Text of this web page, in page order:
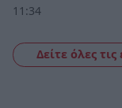
11:34
Δείτε όλες τις